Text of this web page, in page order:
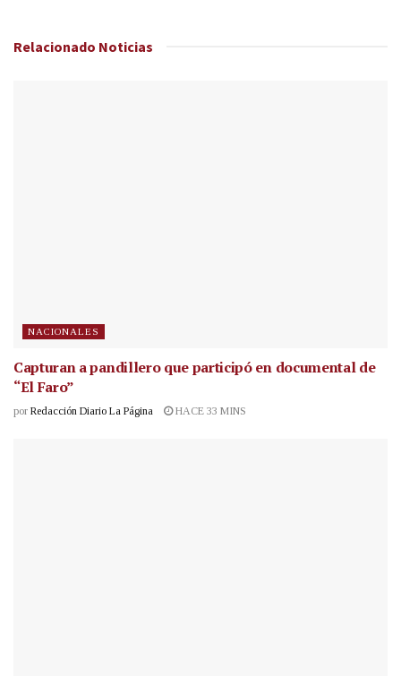
Relacionado Noticias
NACIONALES
Capturan a pandillero que participó en documental de
“El Faro”
por Redacción Diario La Página HACE 33 MINS